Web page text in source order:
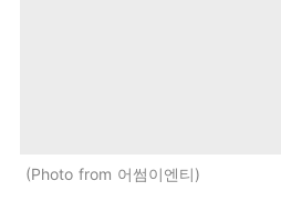
Photo from 어썸이엔티